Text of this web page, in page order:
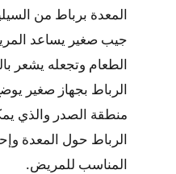
المعدة برباط من
جيب صغير يساعد
الطعام وتجعله يشعر
الرباط بجهاز صغير
منطقة الصدر والذي
الرباط حول المعدة
المناسب للمريض.